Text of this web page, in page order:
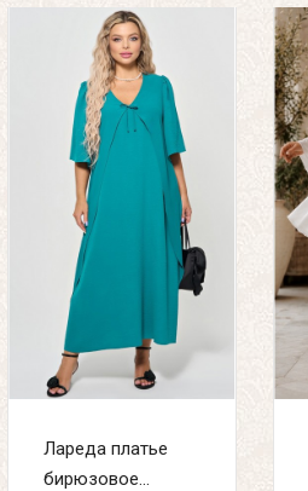
Лареда платье
бирюзовое...